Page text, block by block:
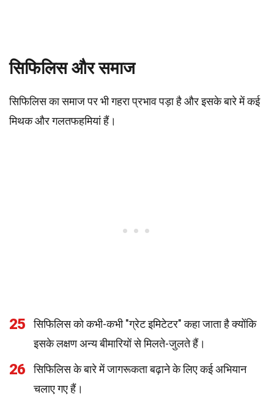
सिफिलिस और समाज
सिफिलिस का समाज पर भी गहरा प्रभाव पड़ा है और इसके बारे में कई
मिथक और गलतफहमियां हैं।
25
सिफिलिस को कभी-कभी "ग्रेट इमिटेटर" कहा जाता है क्योंकि
इसके लक्षण अन्य बीमारियों से मिलते-जुलते हैं।
26
सिफिलिस के बारे में जागरूकता बढ़ाने के लिए कई अभियान
चलाए गए हैं।